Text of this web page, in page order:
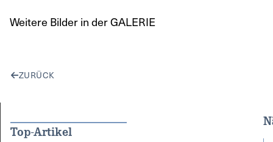
Weitere Bilder in der GALERIE
ZURÜCK
Top-Artikel